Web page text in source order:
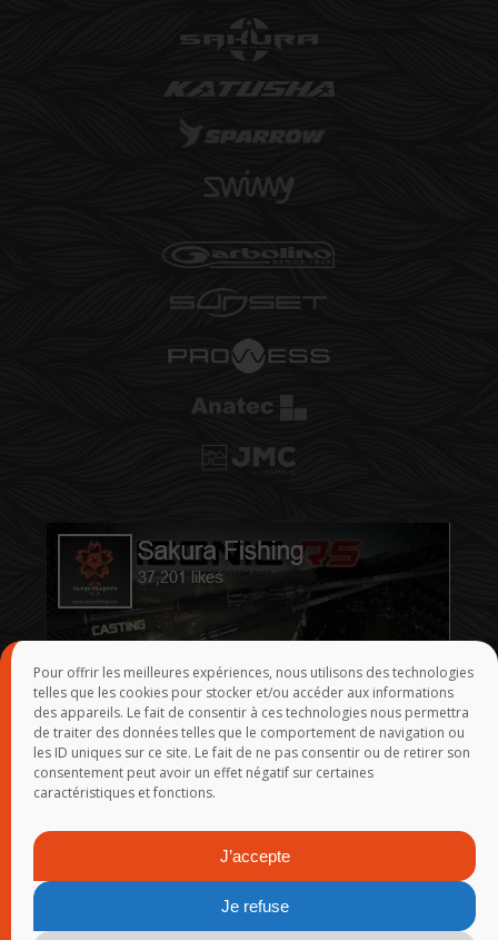
Pour offrir les meilleures expériences, nous utilisons des technologies
telles que les cookies pour stocker et/ou accéder aux informations
des appareils. Le fait de consentir à ces technologies nous permettra
de traiter des données telles que le comportement de navigation ou
les ID uniques sur ce site. Le fait de ne pas consentir ou de retirer son
consentement peut avoir un effet négatif sur certaines
caractéristiques et fonctions.
J’accepte
Je refuse